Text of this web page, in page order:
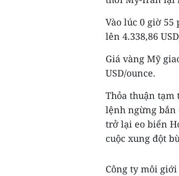
Vào lúc 0 giờ 55
lên 4.338,86
Giá vàng Mỹ
USD/ounce.
Thỏa thuận tạm
lệnh ngừng bắn
trở lại eo biển
cuộc xung đột
Công ty môi